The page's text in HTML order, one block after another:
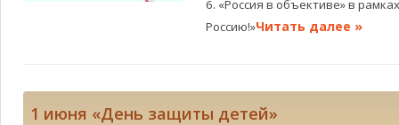
6. «Россия в объективе» в
Россию!»Читать далее »
1 июня «День защиты детей»